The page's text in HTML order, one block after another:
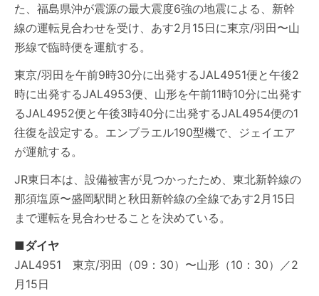
た、福島県沖が震源の最大震度6強の地震による、新幹
線の運転見合わせを受け、あす2月15日に東京/羽田〜山
形線で臨時便を運航する。
東京/羽田を午前9時30分に出発するJAL4951便と午後2
時に出発するJAL4953便、山形を午前11時10分に出発す
るJAL4952便と午後3時40分に出発するJAL4954便の1
往復を設定する。エンブラエル190型機で、ジェイエア
が運航する。
JR東日本は、設備被害が見つかったため、東北新幹線の
那須塩原〜盛岡駅間と秋田新幹線の全線であす2月15日
まで運転を見合わせることを決めている。
■ダイヤ
JAL4951 東京/羽田（09：30）〜山形（10：30）／2
月15日